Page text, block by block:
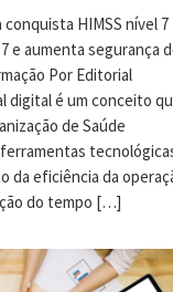
conquista HIMSS nível 7
e aumenta segurança
Por Editorial
digital é um conceito
de Saúde
da eficiência da
do tempo […]